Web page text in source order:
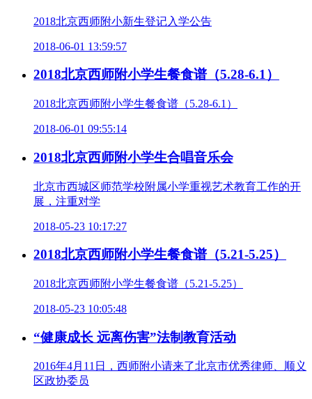
2018北京西师附小新生登记入学公告
2018-06-01 13:59:57
2018北京西师附小学生餐食谱（5.28-6.1）
2018北京西师附小学生餐食谱（5.28-6.1）
2018-06-01 09:55:14
2018北京西师附小学生合唱音乐会
北京市西城区师范学校附属小学重视艺术教育工作的开
展，注重对学
2018-05-23 10:17:27
2018北京西师附小学生餐食谱（5.21-5.25）
2018北京西师附小学生餐食谱（5.21-5.25）
2018-05-23 10:05:48
“健康成长 远离伤害”法制教育活动
2016年4月11日，西师附小请来了北京市优秀律师、顺义
区政协委员